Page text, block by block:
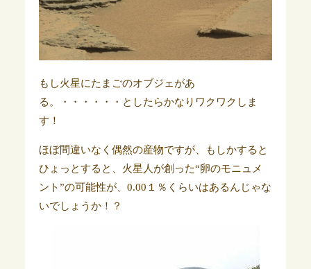
もし火星にたまごのオブジェがあ
る。・・・・・・としたらかなりワクワクしま
す！
ほぼ間違いなく偶然の産物ですが、もしかすると
ひょっとすると、火星人が創った“卵のモニュメ
ント”の可能性が、0.00１％くらいはあるんじゃな
いでしょうか！？